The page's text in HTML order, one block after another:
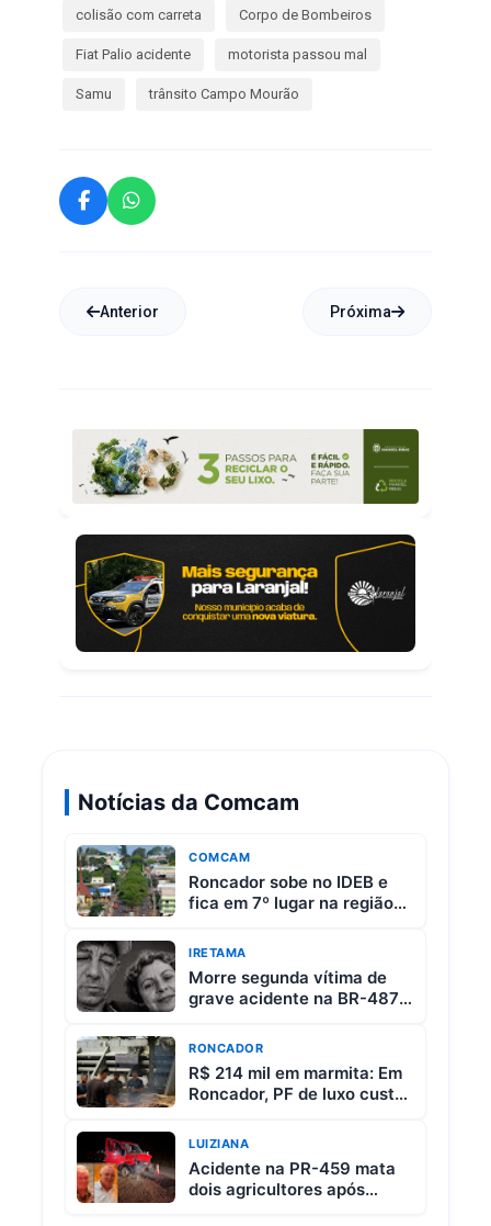
colisão com carreta Corpo de Bombeiros
Fiat Palio acidente motorista passou mal
Samu trânsito Campo Mourão
Anterior Próxima
Notícias da Comcam
COMCAM
Roncador sobe no IDEB e
fica em 7º lugar na região
IRETAMA
Morre segunda vítima de
grave acidente na BR-487
RONCADOR
R$ 214 mil em marmita: Em
Roncador, PF de luxo custa
LUIZIANA
Acidente na PR-459 mata
dois agricultores após